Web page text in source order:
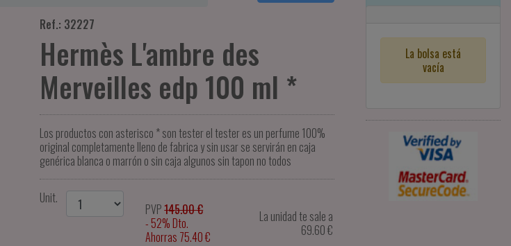
Ref.: 32227
Hermès L'ambre des
Merveilles edp 100 ml *
Los productos con asterisco * son tester el tester es un perfume 100%
original completamente lleno de fabrica y sin usar se servirán en caja
genérica blanca o marrón o sin caja algunos sin tapon no todos
Unit.
PVP145.00 €
- 52% Dto.
Ahorras 75.40 €
La unidad te sale a
69.60€
La bolsa está
vacía